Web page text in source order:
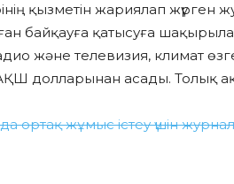
қызметін жариялап жүрген
байқауға қатысуға
және телевизия, климат
долларынан асады. Толық
жұмыс істеу үшін